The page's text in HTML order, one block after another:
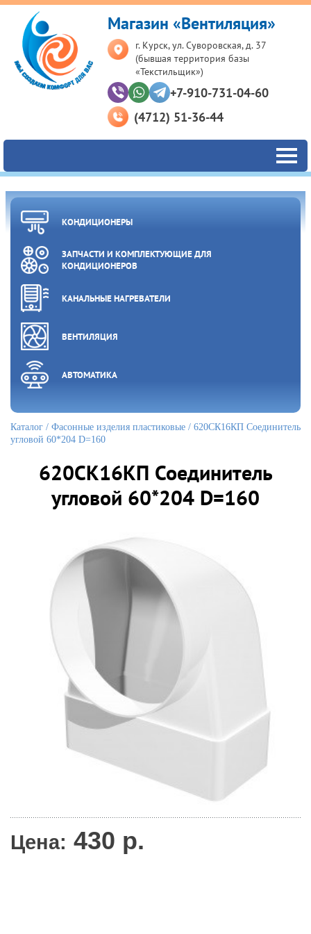
Магазин «Вентиляция»
г. Курск, ул. Суворовская, д. 37
(бывшая территория базы
«Текстильщик»)
+7-910-731-04-60
(4712) 51-36-44
КОНДИЦИОНЕРЫ
ЗАПЧАСТИ И КОМПЛЕКТУЮЩИЕ ДЛЯ
КОНДИЦИОНЕРОВ
КАНАЛЬНЫЕ НАГРЕВАТЕЛИ
ВЕНТИЛЯЦИЯ
АВТОМАТИКА
Каталог / Фасонные изделия пластиковые / 620СК16КП Соединитель
угловой 60*204 D=160
620СК16КП Соединитель
угловой 60*204 D=160
Цена: 430 р.